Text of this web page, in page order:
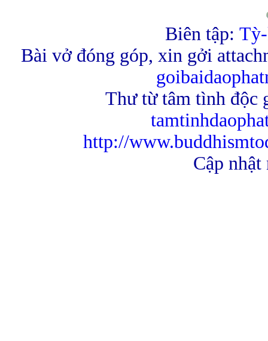
Biên tập:
Bài vở đóng góp, xin gởi
Thư từ tâm tình độc
http://
Cập